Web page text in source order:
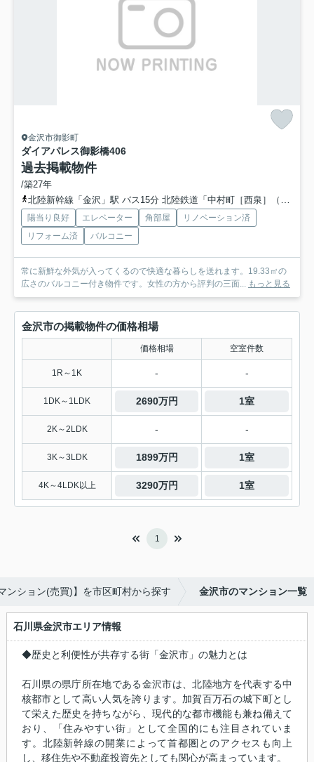
金沢市御影町
ダイアパレス御影橋406
過去掲載物件
/築27年
北陸新幹線「金沢」駅 バス15分 北陸鉄道「中村町［西泉］（石川県）」 停歩4分
陽当り良好 エレベーター 角部屋
リノベーション済
リフォーム済
バルコニー
常に新鮮な外気が入ってくるので快適な暮らしを送れます。19.33㎡の
広さのバルコニー付き物件です。女性の方から評判の三面... もっと見る
金沢市の掲載物件の価格相場
価格相場 空室件数
1R～1K - -
1DK～1LDK 2690万円 1室
2K～2LDK - -
3K～3LDK 1899万円 1室
4K～4LDK以上 3290万円 1室
1
ンション(売買)】を市区町村から探す 金沢市のマンション一覧
石川県金沢市エリア情報
◆歴史と利便性が共存する街「金沢市」の魅力とは
石川県の県庁所在地である金沢市は、北陸地方を代表する中
核都市として高い人気を誇ります。加賀百万石の城下町とし
て栄えた歴史を持ちながら、現代的な都市機能も兼ね備えて
おり、「住みやすい街」として全国的にも注目されていま
す。北陸新幹線の開業によって首都圏とのアクセスも向上
し、移住先や不動産投資先としても関心が高まっています。